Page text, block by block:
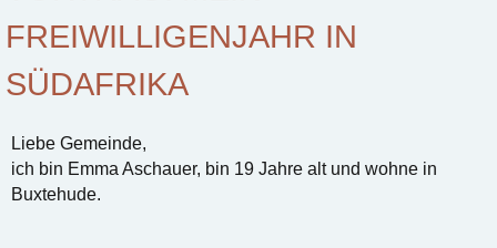
FREIWILLIGENJAHR IN
SÜDAFRIKA
Liebe Gemeinde,
ich bin Emma Aschauer, bin 19 Jahre alt und wohne in
Buxtehude.